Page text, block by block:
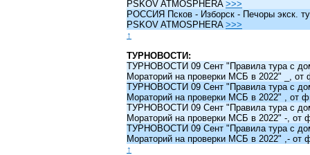
PSKOV ATMOSPHERA >>>
РОССИЯ Псков - Изборск - Печоры экск.
PSKOV ATMOSPHERA >>>
↑
ТУРНОВОСТИ:
ТУРНОВОСТИ 09 Сент "Правила тура с
Мораторий на проверки МСБ в 2022" _,
ТУРНОВОСТИ 09 Сент "Правила тура с
Мораторий на проверки МСБ в 2022" ,
ТУРНОВОСТИ 09 Сент "Правила тура с
Мораторий на проверки МСБ в 2022" -,
ТУРНОВОСТИ 09 Сент "Правила тура с
Мораторий на проверки МСБ в 2022" ,-
↑